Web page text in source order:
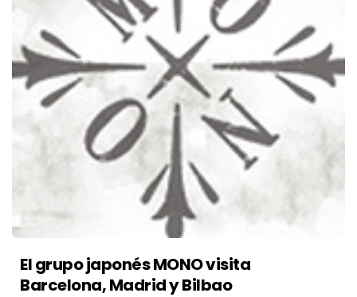
El grupo japonés MONO visita
Barcelona, Madrid y Bilbao